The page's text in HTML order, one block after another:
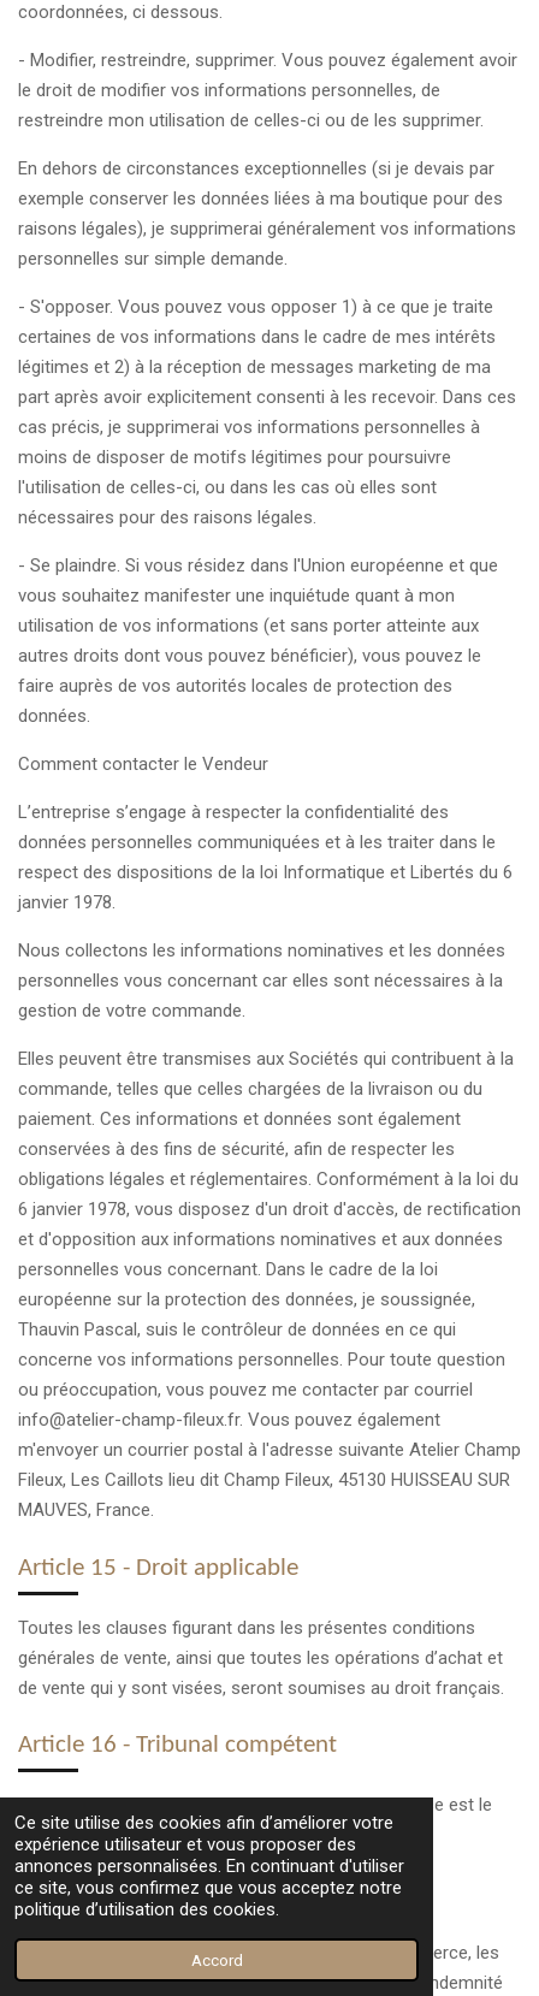
Ce site utilise des cookies afin d’améliorer votre
expérience utilisateur et vous proposer des
annonces personnalisées. En continuant d'utiliser
ce site, vous confirmez que vous acceptez notre
politique d’utilisation des cookies.
Accord
coordonnées, ci dessous.
- Modifier, restreindre, supprimer. Vous pouvez également avoir
le droit de modifier vos informations personnelles, de
restreindre mon utilisation de celles-ci ou de les supprimer.
En dehors de circonstances exceptionnelles (si je devais par
exemple conserver les données liées à ma boutique pour des
raisons légales), je supprimerai généralement vos informations
personnelles sur simple demande.
- S'opposer. Vous pouvez vous opposer 1) à ce que je traite
certaines de vos informations dans le cadre de mes intérêts
légitimes et 2) à la réception de messages marketing de ma
part après avoir explicitement consenti à les recevoir. Dans ces
cas précis, je supprimerai vos informations personnelles à
moins de disposer de motifs légitimes pour poursuivre
l'utilisation de celles-ci, ou dans les cas où elles sont
nécessaires pour des raisons légales.
- Se plaindre. Si vous résidez dans l'Union européenne et que
vous souhaitez manifester une inquiétude quant à mon
utilisation de vos informations (et sans porter atteinte aux
autres droits dont vous pouvez bénéficier), vous pouvez le
faire auprès de vos autorités locales de protection des
données.
Comment contacter le Vendeur
L’entreprise s’engage à respecter la confidentialité des
données personnelles communiquées et à les traiter dans le
respect des dispositions de la loi Informatique et Libertés du 6
janvier 1978.
Nous collectons les informations nominatives et les données
personnelles vous concernant car elles sont nécessaires à la
gestion de votre commande.
Elles peuvent être transmises aux Sociétés qui contribuent à la
commande, telles que celles chargées de la livraison ou du
paiement. Ces informations et données sont également
conservées à des fins de sécurité, afin de respecter les
obligations légales et réglementaires. Conformément à la loi du
6 janvier 1978, vous disposez d'un droit d'accès, de rectification
et d'opposition aux informations nominatives et aux données
personnelles vous concernant. Dans le cadre de la loi
européenne sur la protection des données, je soussignée,
Thauvin Pascal, suis le contrôleur de données en ce qui
concerne vos informations personnelles. Pour toute question
ou préoccupation, vous pouvez me contacter par courriel
info@atelier-champ-fileux.fr. Vous pouvez également
m'envoyer un courrier postal à l'adresse suivante Atelier Champ
Fileux, Les Caillots lieu dit Champ Fileux, 45130 HUISSEAU SUR
MAUVES, France.
Article 15 - Droit applicable
Toutes les clauses figurant dans les présentes conditions
générales de vente, ainsi que toutes les opérations d’achat et
de vente qui y sont visées, seront soumises au droit français.
Article 16 - Tribunal compétent
En cas de litige, le tribunal compétent pour l’entreprise est le
Tribunal de Grande Instance d'Orléans
Article 17 - Pénalités de recouvrement
Conformément à l’article L. 441-6 du code de commerce, les
pénalités de retards, au taux annuel de 10 %, et une indemnité